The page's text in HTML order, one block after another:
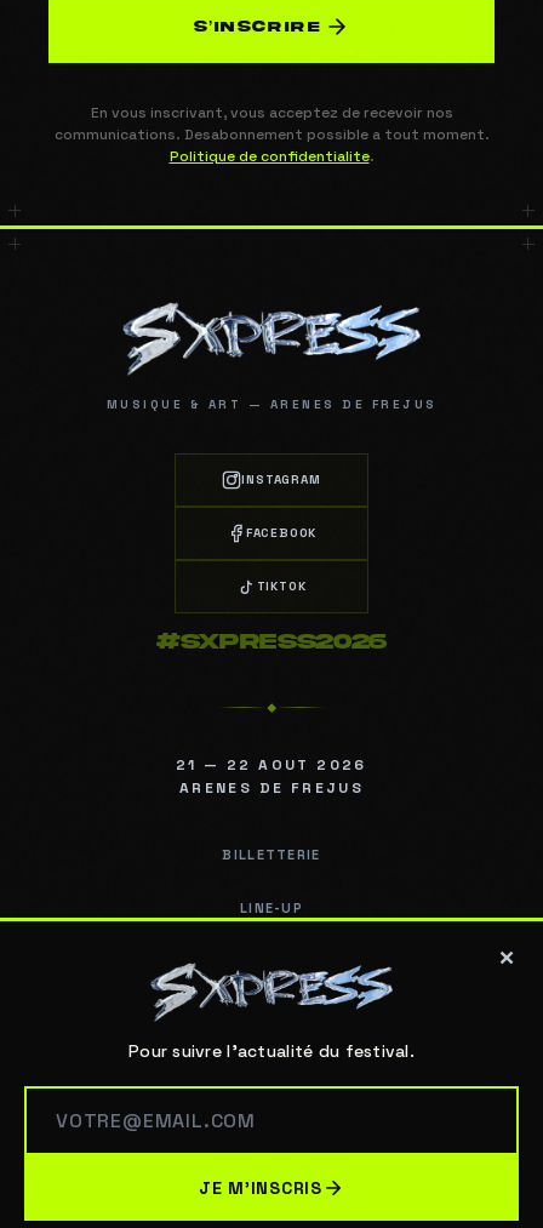
S’INSCRIRE
En vous inscrivant, vous acceptez de recevoir nos
communications. Desabonnement possible a tout moment.
Politique de confidentialite.
MUSIQUE & ART — ARENES DE FREJUS
INSTAGRAM
FACEBOOK
TIKTOK
#SXPRESS2026
◆
21 — 22 AOUT 2026
ARENES DE FREJUS
BILLETTERIE
LINE-UP
PARTENAIRES
COOKIES
×
Pour suivre l'actualité du festival.
JE M'INSCRIS